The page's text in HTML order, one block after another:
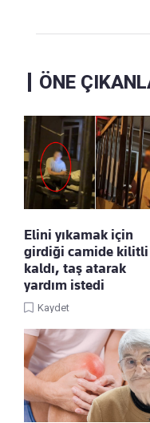
ÖNE
Elini yıkamak için
girdiği camide kilitli
kaldı, taş atarak
yardım istedi
Kaydet